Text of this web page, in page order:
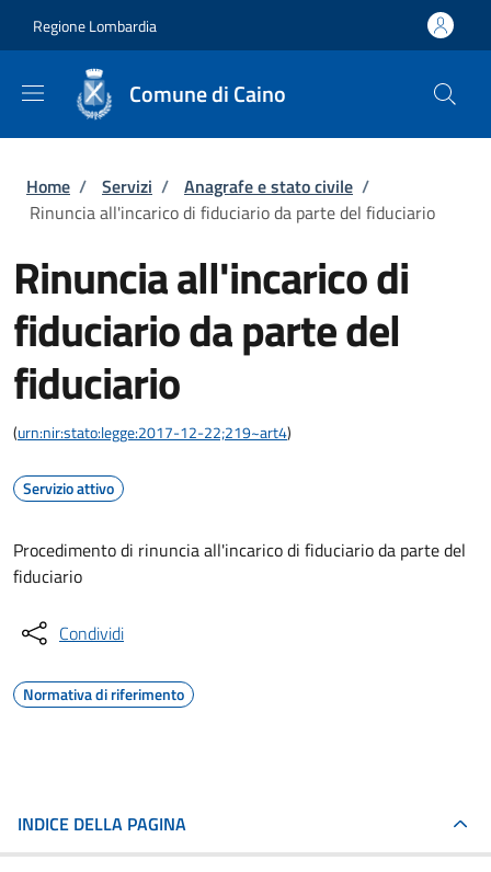
Regione Lombardia
Comune di Caino
Briciole di pane
Home / Servizi / Anagrafe e stato civile /
Rinuncia all'incarico di fiduciario da parte del fiduciario
Rinuncia all'incarico di
fiduciario da parte del
fiduciario
(urn:nir:stato:legge:2017-12-22;219~art4)
Servizio attivo
Procedimento di rinuncia all'incarico di fiduciario da parte del
fiduciario
Condividi
Normativa di riferimento
INDICE DELLA PAGINA